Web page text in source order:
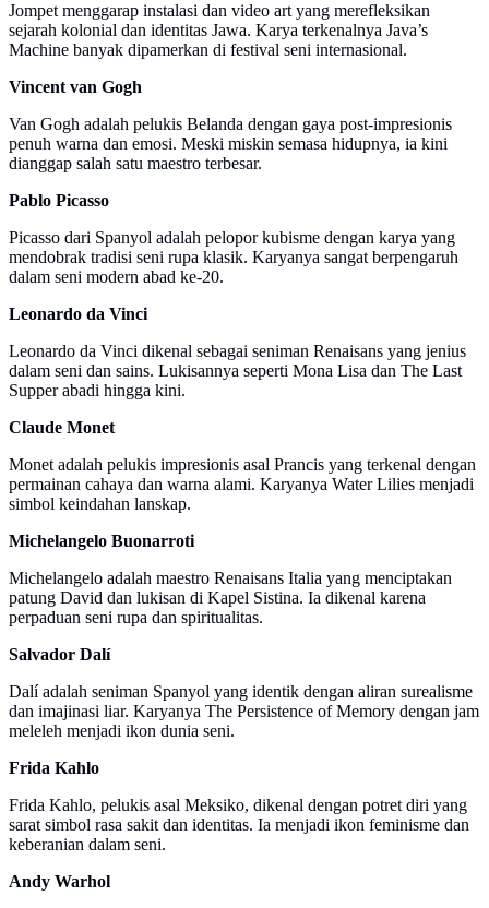
Jompet menggarap instalasi dan video art yang merefleksikan
sejarah kolonial dan identitas Jawa. Karya terkenalnya Java’s
Machine banyak dipamerkan di festival seni internasional.
Vincent van Gogh
Van Gogh adalah pelukis Belanda dengan gaya post-impresionis
penuh warna dan emosi. Meski miskin semasa hidupnya, ia kini
dianggap salah satu maestro terbesar.
Pablo Picasso
Picasso dari Spanyol adalah pelopor kubisme dengan karya yang
mendobrak tradisi seni rupa klasik. Karyanya sangat berpengaruh
dalam seni modern abad ke-20.
Leonardo da Vinci
Leonardo da Vinci dikenal sebagai seniman Renaisans yang jenius
dalam seni dan sains. Lukisannya seperti Mona Lisa dan The Last
Supper abadi hingga kini.
Claude Monet
Monet adalah pelukis impresionis asal Prancis yang terkenal dengan
permainan cahaya dan warna alami. Karyanya Water Lilies menjadi
simbol keindahan lanskap.
Michelangelo Buonarroti
Michelangelo adalah maestro Renaisans Italia yang menciptakan
patung David dan lukisan di Kapel Sistina. Ia dikenal karena
perpaduan seni rupa dan spiritualitas.
Salvador Dalí
Dalí adalah seniman Spanyol yang identik dengan aliran surealisme
dan imajinasi liar. Karyanya The Persistence of Memory dengan jam
meleleh menjadi ikon dunia seni.
Frida Kahlo
Frida Kahlo, pelukis asal Meksiko, dikenal dengan potret diri yang
sarat simbol rasa sakit dan identitas. Ia menjadi ikon feminisme dan
keberanian dalam seni.
Andy Warhol